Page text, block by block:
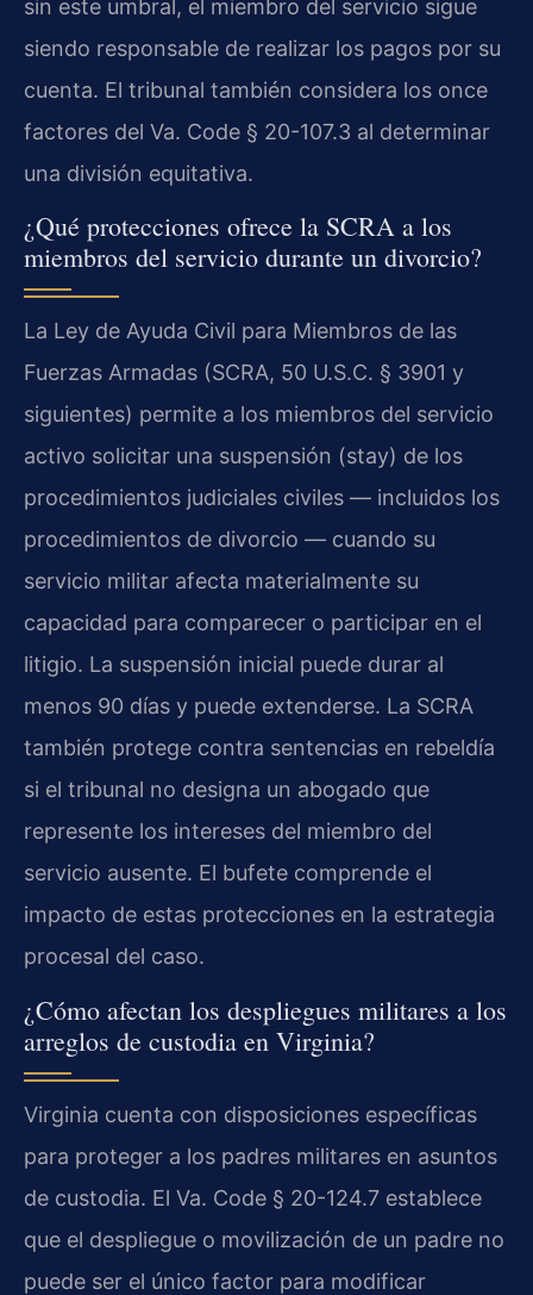
sin este umbral, el miembro del servicio sigue
siendo responsable de realizar los pagos por su
cuenta. El tribunal también considera los once
factores del Va. Code § 20-107.3 al determinar
una división equitativa.
¿Qué protecciones ofrece la SCRA a los
miembros del servicio durante un divorcio?
La Ley de Ayuda Civil para Miembros de las
Fuerzas Armadas (SCRA, 50 U.S.C. § 3901 y
siguientes) permite a los miembros del servicio
activo solicitar una suspensión (stay) de los
procedimientos judiciales civiles — incluidos los
procedimientos de divorcio — cuando su
servicio militar afecta materialmente su
capacidad para comparecer o participar en el
litigio. La suspensión inicial puede durar al
menos 90 días y puede extenderse. La SCRA
también protege contra sentencias en rebeldía
si el tribunal no designa un abogado que
represente los intereses del miembro del
servicio ausente. El bufete comprende el
impacto de estas protecciones en la estrategia
procesal del caso.
¿Cómo afectan los despliegues militares a los
arreglos de custodia en Virginia?
Virginia cuenta con disposiciones específicas
para proteger a los padres militares en asuntos
de custodia. El Va. Code § 20-124.7 establece
que el despliegue o movilización de un padre no
puede ser el único factor para modificar